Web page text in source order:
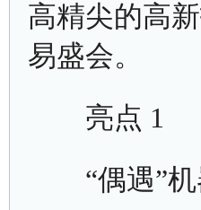
高精尖的高
易盛会。
亮点 1
“偶遇”机